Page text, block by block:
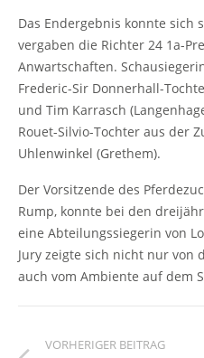
Das Endergebnis konnte sich
vergaben die Richter 24 1a-
Anwartschaften.
Frederic-Sir Donnerhall-
und Tim Karrasch
Rouet-Silvio-Tochter aus der
Uhlenwinkel (Grethem).
Der Vorsitzende des
Rump, konnte bei den
eine Abteilungssiegerin von
Jury zeigte sich nicht nur von
auch vom Ambiente auf dem
VORHERIGER BEITRAG